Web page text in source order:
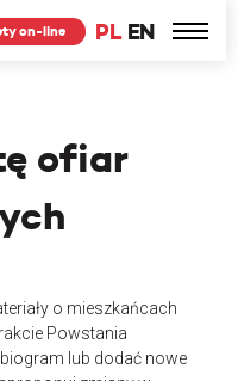
PL EN
on-line
ofiar
o mieszkańcach
Powstania
lub dodać nowe